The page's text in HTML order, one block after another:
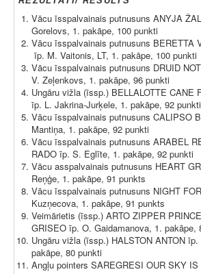
Vācu īsspalvainais putnusuns ANYJA
Gorelovs, 1. pakāpe, 100 punkti
Vācu īsspalvainais putnusuns BERETTA
īp. M. Vaitonis, LT, 1. pakāpe, 100 punkti
Vācu īsspalvainais putnusuns DRUID
V. Zeļenkovs, 1. pakāpe, 96 punkti
Ungāru vižla (īssp.) BELLALOTTE CANE
īp. L. Jakrina-Jurķele, 1. pakāpe, 92 punkti
Vācu īsspalvainais putnusuns CALIPSO
Mantiņa, 1. pakāpe, 92 punkti
Vācu īsspalvainais putnusuns ARABEL
RADO īp. S. Eglīte, 1. pakāpe, 92 punkti
Vācu asspalvainais putnusuns HEART
Reņģe, 1. pakāpe, 91 punkts
Vācu īsspalvainais putnusuns NIGHT
Kuzņecova, 1. pakāpe, 91 punkts
Veimārietis (īssp.) ARTO ZIPPER
GRISEO īp. O. Gaidamanova, 1. pakāpe,
Ungāru vižla (īssp.) HALSTON ANTON
pakāpe, 80 punkti
Angļu pointers SAREGRESI OUR SKY